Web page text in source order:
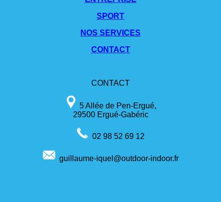
SPORT
NOS SERVICES
CONTACT
CONTACT
5 Allée de Pen-Ergué,
29500 Ergué-Gabéric
02 98 52 69 12
guillaume-iquel@outdoor-indoor.fr